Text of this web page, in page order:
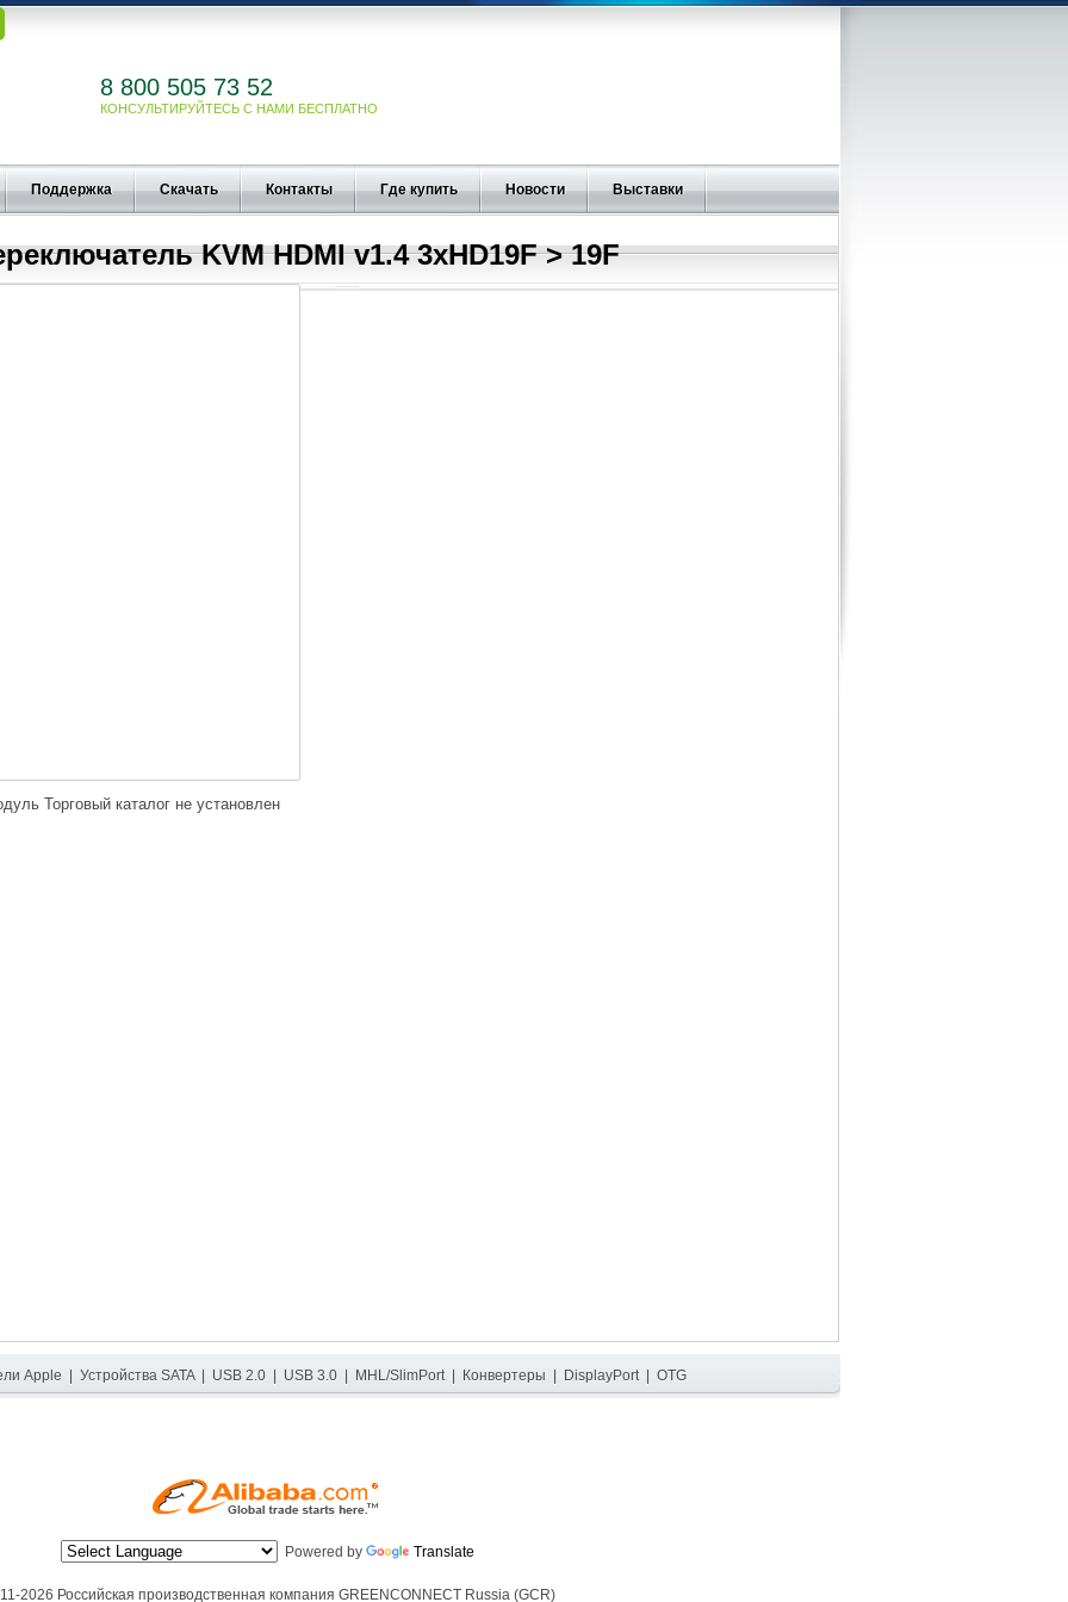
8 800 505 73 52
КОНСУЛЬТИРУЙТЕСЬ С НАМИ БЕСПЛАТНО
Поддержка Скачать Контакты Где купить Новости Выставки
KVM HDMI v1.4 3xHD19F > 19F
Торговый каталог не установлен
Apple | Устройства SATA| USB 2.0| USB 3.0| MHL/SlimPort| Конвертеры | DisplayPort| OTG
Powered by Translate
2026 Российская производственная компания GREENCONNECT Russia (GCR)